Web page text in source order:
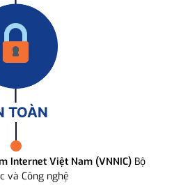
TOÀN
Internet Việt Nam (VNNIC) Bộ
và Công nghệ